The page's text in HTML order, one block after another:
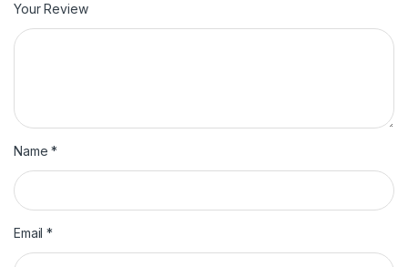
Your Review
Name*
Email*